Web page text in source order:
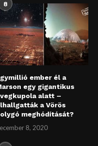
8
ember él a
egy gigantikus
alatt –
a Vörös
meghódítását?
8, 2020